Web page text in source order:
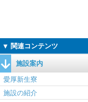
施設案内
愛厚新生寮
施設の紹介